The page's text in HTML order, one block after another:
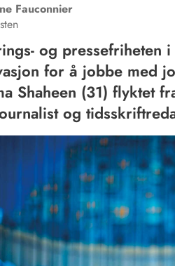
Fauconnier
og pressefriheten
for å jobbe med
Shaheen (31) flyktet
og